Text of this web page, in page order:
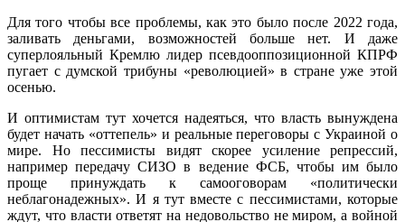
Для того чтобы все проблемы, как это было после 2022 года,
заливать деньгами, возможностей больше нет. И даже
суперлояльный Кремлю лидер псевдооппозиционной КПРФ
пугает с думской трибуны «революцией» в стране уже этой
осенью.
И оптимистам тут хочется надеяться, что власть вынуждена
будет начать «оттепель» и реальные переговоры с Украиной о
мире. Но пессимисты видят скорее усиление репрессий,
например передачу СИЗО в ведение ФСБ, чтобы им было
проще принуждать к самооговорам «политически
неблагонадежных». И я тут вместе с пессимистами, которые
ждут, что власти ответят на недовольство не миром, а войной